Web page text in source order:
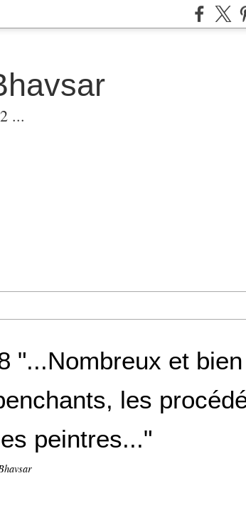
...
"...Nombreux et bien
les
peintres..."